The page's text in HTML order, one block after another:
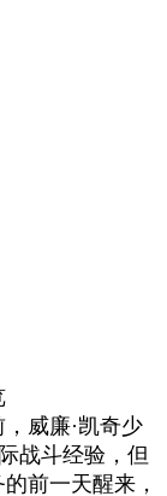
威廉·凯奇少
战斗经验，但
前一天醒来，